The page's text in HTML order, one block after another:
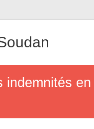
indemnités